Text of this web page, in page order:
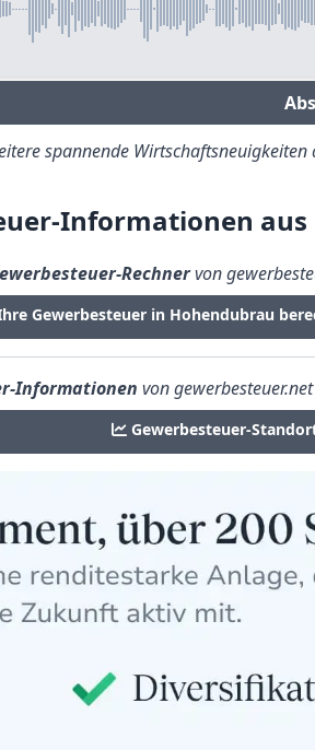
spannende
Informationen
Rechnervon
Gewerbesteuer in Hohendubrau
Informationen von
Gewerbesteuer-